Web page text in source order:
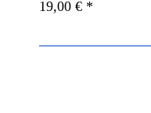
19,00 € *